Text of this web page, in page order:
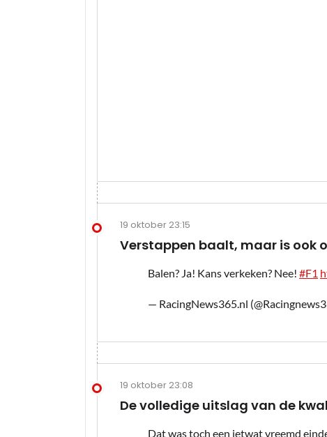
19 oktober 23:15
Verstappen baalt, maar is ook
Balen? Ja! Kans verkeken? Nee! #F1
— RacingNews365.nl
19 oktober 23:08
De volledige uitslag van de
Dat was toch een ietwat vreemd